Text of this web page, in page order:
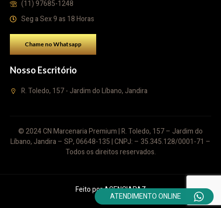
(11) 97685-1248
Seg a Sex 9 as 18 Horas
Chame no Whatsapp
Nosso Escritório
R. Toledo, 157 - Jardim do Líbano, Jandira
© 2024 CN Marcenaria Premium | R. Toledo, 157 – Jardim do
Líbano, Jandira – SP, 06648-135 | CNPJ: – 35.345.128/0001-71 –
Todos os direitos reservados.
Feito porAGENCIAPAZ
ATENDIMENTO ONLINE